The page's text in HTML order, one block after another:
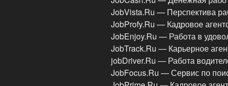
JobVista.Ru — Перспектива
JobProfy.Ru — Кадровое
JobEnjoy.Ru — Работа в
JobTrack.Ru — Карьерное
jobDriver.Ru — Работа
JobFocus.Ru — Сервис по